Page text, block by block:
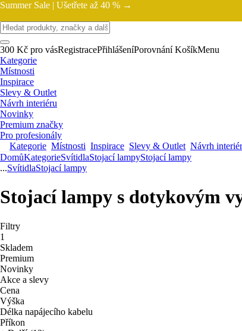
Summer Sale | Ušetřete až 40 % →
300 Kč pro vásRegistracePřihlášeníPorovnání KošíkMenu
Kategorie
Místnosti
Inspirace
Slevy & Outlet
Návrh interiéru
Novinky
Premium značky
Pro profesionály
Kategorie Místnosti Inspirace Slevy & Outlet Návrh
DomůKategorieSvítidlaStojací lampyStojací lampy
...SvítidlaStojací lampy
Stojací lampy s dotykovým
Filtry
1
Skladem
Premium
Novinky
Akce a slevy
Cena
Výška
Délka napájecího kabelu
Příkon